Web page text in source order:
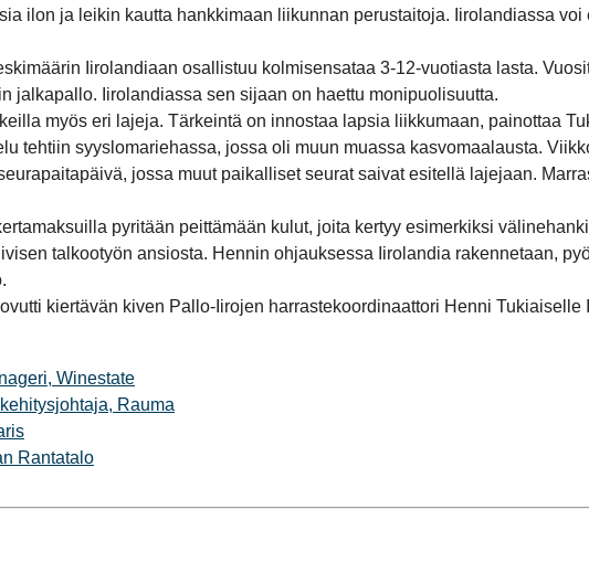
ilon ja leikin kautta hankkimaan liikunnan perustaitoja. Iirolandiassa
Iirolandiaan osallistuu kolmisensataa 3-12-vuotiasta lasta.
jalkapallo. Iirolandiassa sen sijaan on haettu monipuolisuutta.
myös eri lajeja. Tärkeintä on innostaa lapsia liikkumaan, painottaa
tehtiin syyslomariehassa, jossa oli muun muassa kasvomaalausta.
jossa muut paikalliset seurat saivat esitellä lajejaan.
pyritään peittämään kulut, joita kertyy esimerkiksi
talkootyön ansiosta. Hennin ohjauksessa Iirolandia rakennetaan,
kiertävän kiven Pallo-Iirojen harrastekoordinaattori Henni Tukiaiselle
Winestate
Rauma
Rantatalo